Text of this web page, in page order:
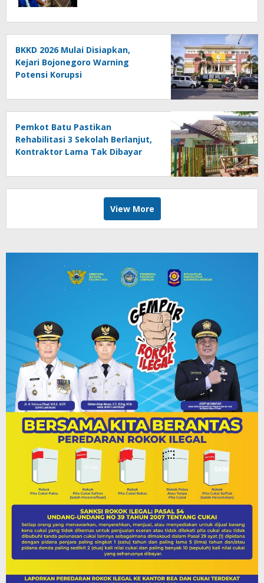
BKKD 2026 Mulai Disiapkan,
Kejari Bojonegoro Warning
Potensi Korupsi
Pemkot Batu Pastikan
Rehabilitasi 3 Sekolah Berlanjut,
Kontraktor Lama Tak Dibayar
View More